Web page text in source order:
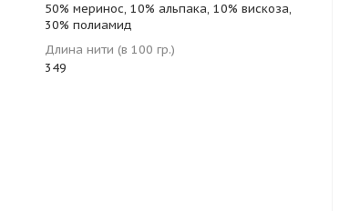
50% меринос, 10% альпака, 10% вискоза,
30% полиамид
Длина нити (в 100 гр.)
349